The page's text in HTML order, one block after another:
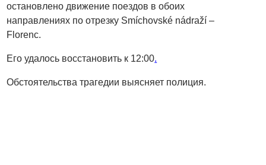
остановлено движение поездов в обоих
направлениях по отрезку Smíchovské nádraží –
Florenc.
Его удалось восстановить к 12:00.
Обстоятельства трагедии выясняет полиция.